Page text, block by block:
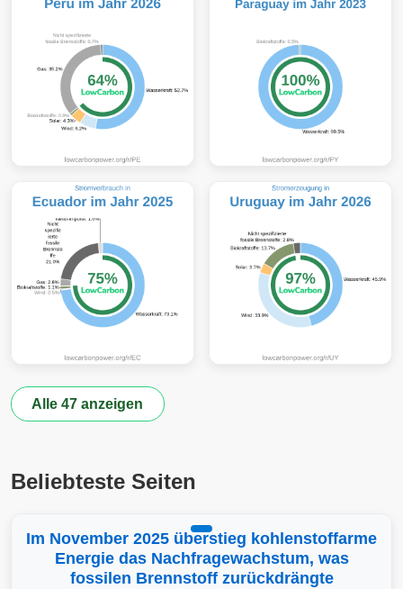
Alle 47 anzeigen
Beliebteste Seiten
Im November 2025 überstieg kohlenstoffarme
Energie das Nachfragewachstum, was
fossilen Brennstoff zurückdrängte